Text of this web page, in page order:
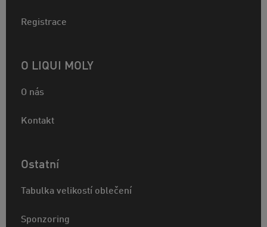
Registrace
O LIQUI MOLY
O nás
Kontakt
Ostatní
Tabulka velikostí oblečení
Sponzoring